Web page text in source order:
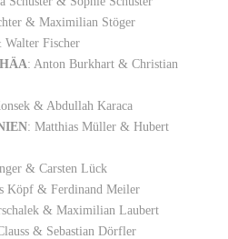
& Maximilian Stöger
Walter Fischer
: Anton Burkhart & Christian
& Abdullah Karaca
: Matthias Müller & Hubert
& Carsten Lück
Köpf & Ferdinand Meiler
& Maximilian Laubert
& Sebastian Dörfler